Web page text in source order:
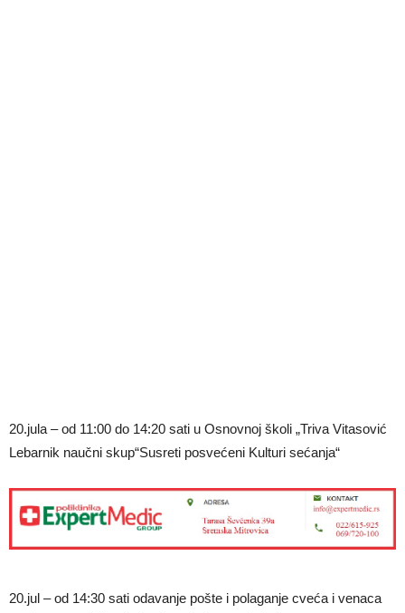
20.jula – od 11:00 do 14:20 sati u Osnovnoj školi „Triva Vitasović
Lebarnik naučni skup“Susreti posvećeni Kulturi sećanja“
20.jul – od 14:30 sati odavanje pošte i polaganje cveća i venaca